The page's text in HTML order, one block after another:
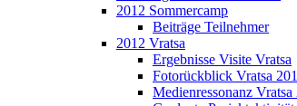
2012 Sommercamp
Beiträge Teilnehmer
2012 Vratsa
Ergebnisse Visite Vratsa
Fotorückblick Vratsa
Medienressonanz Vratsa